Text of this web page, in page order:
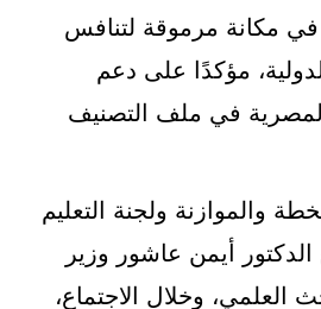
في مكانة مرموقة لتنافس
مؤكدًا على دعم
المصرية في ملف التصنيف
والموازنة ولجنة التعليم
أيمن عاشور وزير
العلمي، وخلال الاجتماع،